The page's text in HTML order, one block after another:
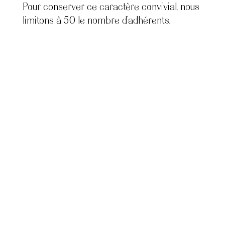
Pour conserver ce caractère convivial, nous
limitons à 50 le nombre d’adhérents.